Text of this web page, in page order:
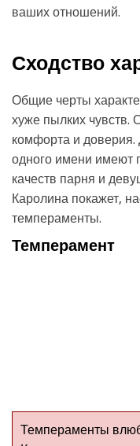
ваших отношений.
Сходство
Общие черты
хуже пылких чувств.
комфорта и доверия.
одного имени имеют
качеств парня и
Каролина покажет,
темпераменты.
Темперамент
Темпераменты